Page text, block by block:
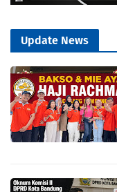
Update News